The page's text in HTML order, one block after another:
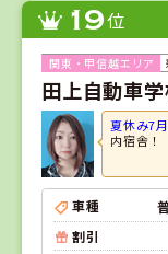
19位
田上自動車
夏休み7
内宿舎！
車種
割引